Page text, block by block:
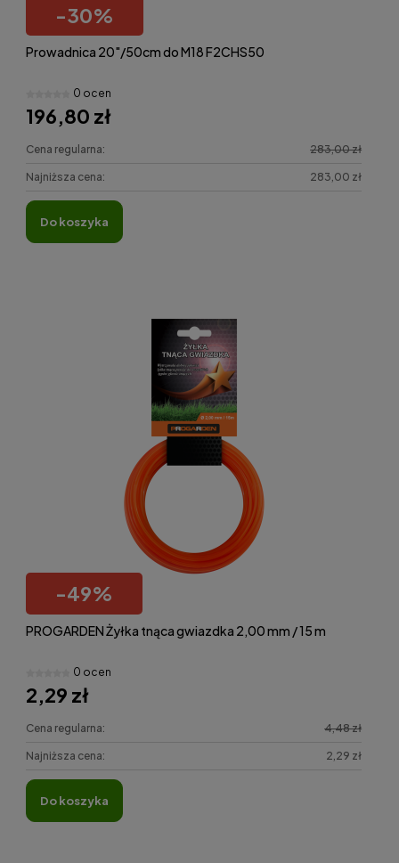
-30%
Prowadnica 20"/50cm do M18 F2CHS50
0 ocen
196,80 zł
Cena regularna: 283,00 zł
Najniższa cena: 283,00 zł
do koszyka
-49%
PROGARDEN Żyłka tnąca gwiazdka 2,00 mm / 15 m
0 ocen
2,29 zł
Cena regularna: 4,48 zł
Najniższa cena: 2,29 zł
do koszyka